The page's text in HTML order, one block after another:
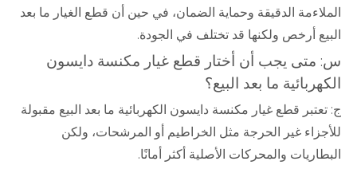
الملاءمة الدقيقة وحماية الضمان، في حين أن قطع الغيار ما بعد
البيع أرخص ولكنها قد تختلف في الجودة.
س: متى يجب أن أختار قطع غيار مكنسة دايسون
الكهربائية ما بعد البيع؟
ج: تعتبر قطع غيار مكنسة دايسون الكهربائية ما بعد البيع مقبولة
للأجزاء غير الحرجة مثل الخراطيم أو المرشحات، ولكن
البطاريات والمحركات الأصلية أكثر أمانًا.